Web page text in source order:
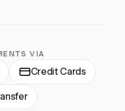
VIA
Credit Cards